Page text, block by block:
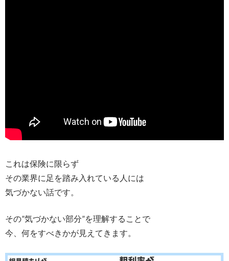
これは保険に限らず
その業界に足を踏み入れている人には
気づかない話です。
その”気づかない部分”を理解することで
今、何をすべきかが見えてきます。